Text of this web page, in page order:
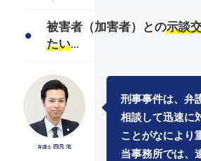
被害者（加害者）との示談
たい…
刑事事件は、弁
相談して迅速に
ことがなにより
当事務所では、